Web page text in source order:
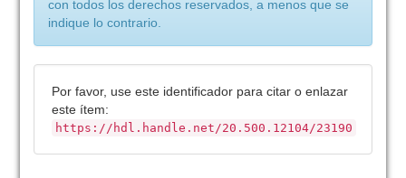
con todos los derechos reservados, a menos que se
indique lo contrario.
Por favor, use este identificador para citar o enlazar
este ítem:
https://hdl.handle.net/20.500.12104/23190